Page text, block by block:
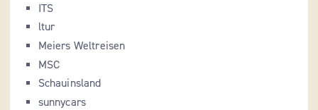
ITS
ltur
Meiers Weltreisen
MSC
Schauinsland
sunnycars